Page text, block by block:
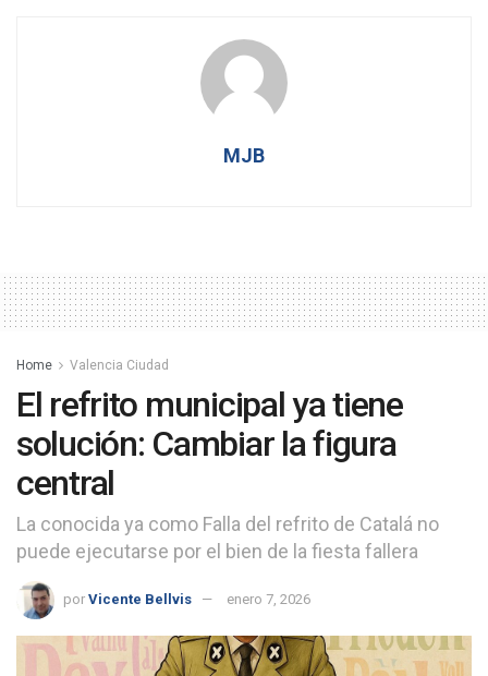
MJB
Home Valencia Ciudad
El refrito municipal ya tiene
solución: Cambiar la figura
central
La conocida ya como Falla del refrito de Catalá no
puede ejecutarse por el bien de la fiesta fallera
por Vicente Bellvis enero 7, 2026